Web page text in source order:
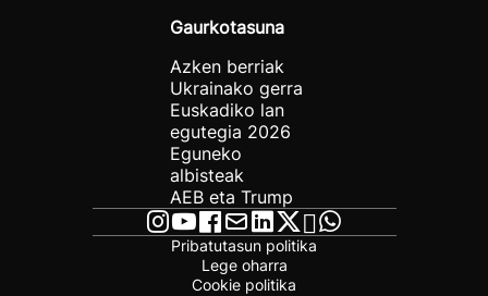
Gaurkotasuna
Azken berriak
Ukrainako gerra
Euskadiko lan
egutegia 2026
Eguneko
albisteak
AEB eta Trump
Pribatutasun politika
Lege oharra
Cookie politika